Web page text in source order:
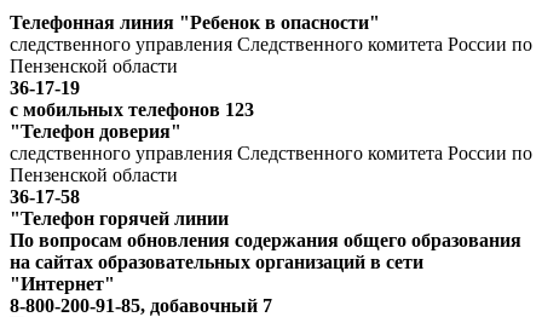
Телефонная линия "Ребенок в опасности"
следственного управления Следственного комитета России по
Пензенской области
36-17-19
с мобильных телефонов 123
"Телефон доверия"
следственного управления Следственного комитета России по
Пензенской области
36-17-58
"Телефон горячей линии
По вопросам обновления содержания общего образования
на сайтах образовательных организаций в сети
"Интернет"
8-800-200-91-85, добавочный 7